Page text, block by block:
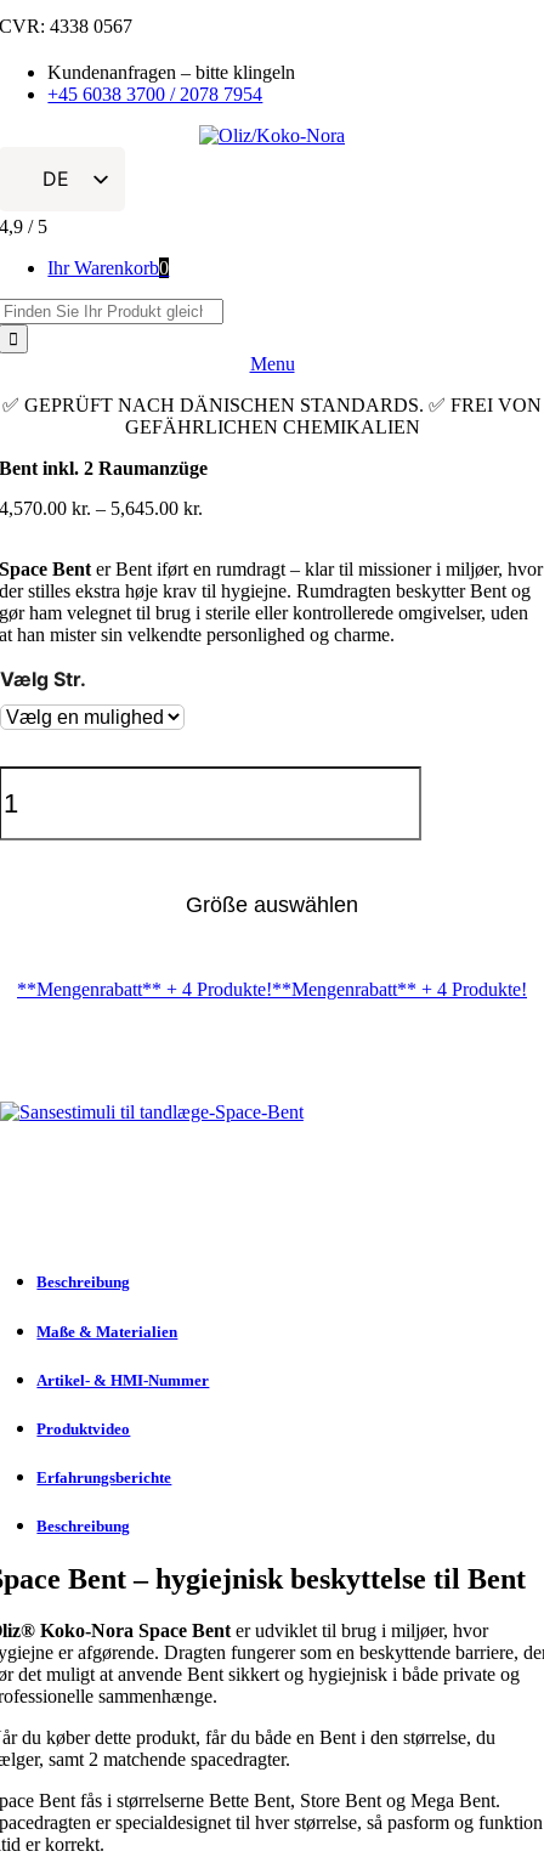
Zum
springen
CVR: 4338 0567
Kundenanfragen – bitte klingeln
+45 6038 3700 / 2078 7954
DE
DA
EN
FR
4,9 / 5
Ihr Warenkorb0
Menu
✅ GEPRÜFT NACH DÄNISCHEN STANDARDS. ✅ FREI VON
GEFÄHRLICHEN CHEMIKALIEN
Bent inkl. 2 Raumanzüge
4,570.00kr. – 5,645.00kr.
5,645.00 kr.
Space Bent er Bent iført en rumdragt – klar til missioner i miljøer, hvor
der stilles ekstra høje krav til hygiejne. Rumdragten beskytter Bent og
gør ham velegnet til brug i sterile eller kontrollerede omgivelser, uden
at han mister sin velkendte personlighed og charme.
Vælg Str.
Größe auswählen
**Mengenrabatt** + 4 Produkte!**Mengenrabatt** + 4 Produkte!
Beschreibung
Maße & Materialien
Artikel- & HMI-Nummer
Produktvideo
Erfahrungsberichte
Beschreibung
Bent – hygiejnisk beskyttelse til Bent
Koko-Nora Space Bent er udviklet til brug i miljøer, hvor
er afgørende. Dragten fungerer som en beskyttende barriere,
det muligt at anvende Bent sikkert og hygiejnisk i både private og
sammenhænge.
du køber dette produkt, får du både en Bent i den størrelse, du
samt 2 matchende spacedragter.
Bent fås i størrelserne Bette Bent, Store Bent og Mega Bent.
er specialdesignet til hver størrelse, så pasform og funktion
er korrekt.